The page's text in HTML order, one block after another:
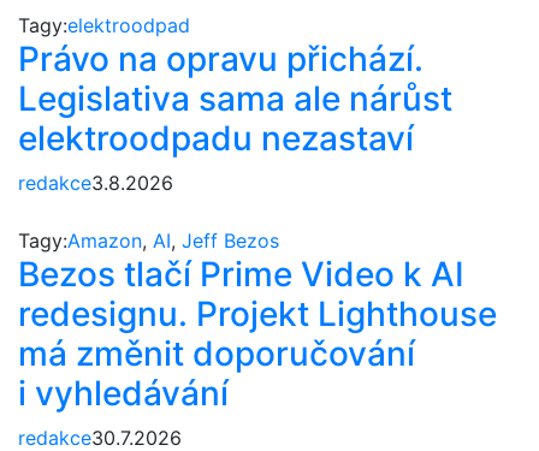
Tagy:elektroodpad
Právo na opravu přichází.
Legislativa sama ale nárůst
elektroodpadu nezastaví
redakce3.8.2026
Tagy:Amazon, AI, Jeff Bezos
Bezos tlačí Prime Video k AI
redesignu. Projekt Lighthouse
má změnit doporučování
i vyhledávání
redakce30.7.2026